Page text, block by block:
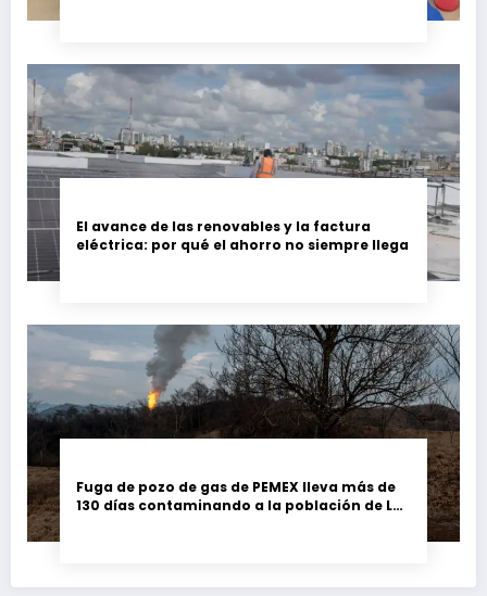
El avance de las renovables y la factura
eléctrica: por qué el ahorro no siempre llega
Fuga de pozo de gas de PEMEX lleva más de
130 días contaminando a la población de Las